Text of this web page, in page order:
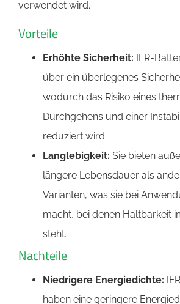
verwendet wird.
Vorteile
Erhöhte Sicherheit: IFR-
über ein überlegenes
wodurch das Risiko eines
Durchgehens und einer
reduziert wird.
Langlebigkeit: Sie bieten
längere Lebensdauer als
Varianten, was sie bei
macht, bei denen Haltbarkeit
steht.
Nachteile
Niedrigere Energiedichte:
haben eine geringere